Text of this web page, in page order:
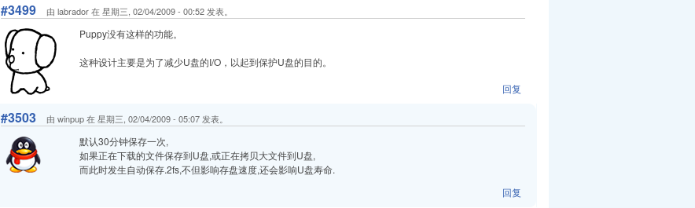
#3499 由 labrador 在 星期三, 02/04/2009 - 00:52 发表。
Puppy没有这样的功能。
这种设计主要是为了减少U盘的I/O，以起到保护U盘的目的。
回复
#3503 由 winpup 在 星期三, 02/04/2009 - 05:07 发表。
默认30分钟保存一次,
如果正在下载的文件保存到U盘,或正在拷贝大文件到U盘,
而此时发生自动保存.2fs,不但影响存盘速度,还会影响U盘寿命.
回复